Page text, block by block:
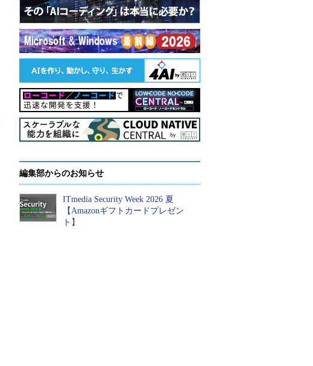
編集部からのお知らせ
ITmedia Security Week 2026 夏
【Amazonギフトカードプレゼン
ト】